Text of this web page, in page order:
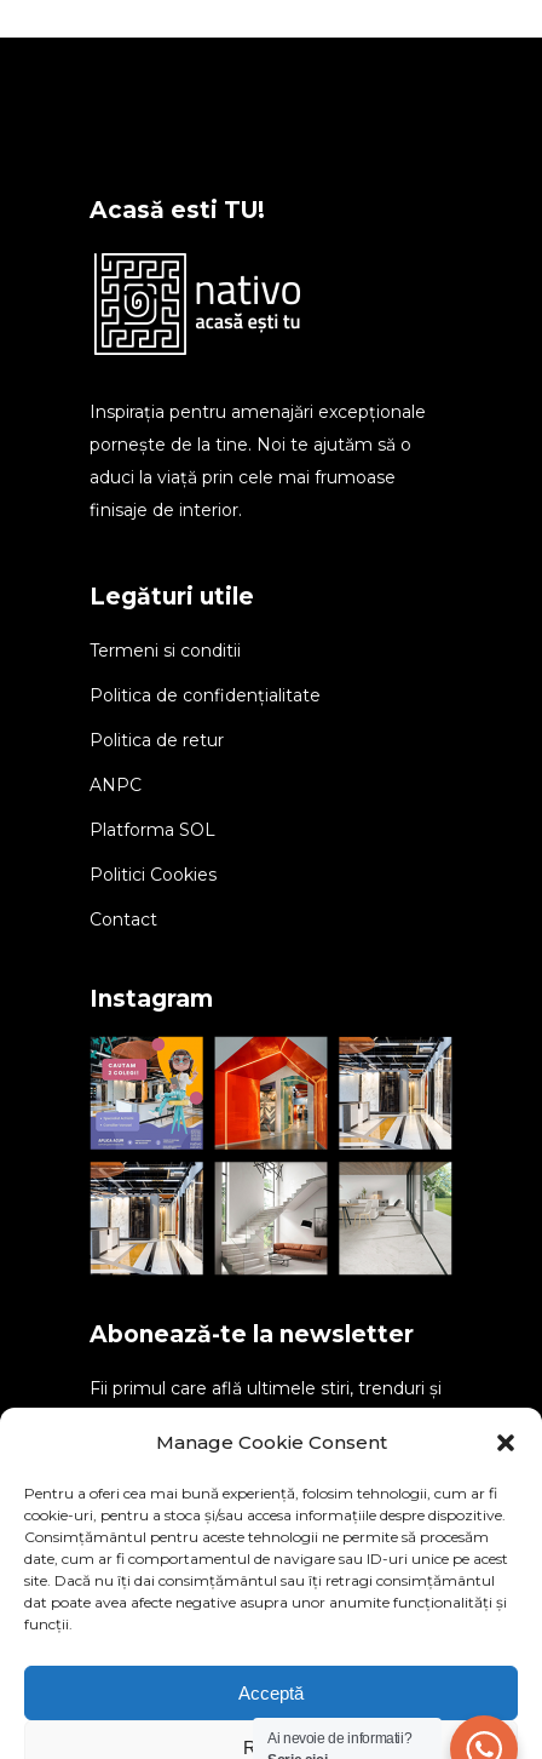
Manage Cookie Consent
Pentru a oferi cea mai bună experiență, folosim tehnologii, cum ar fi
cookie-uri, pentru a stoca și/sau accesa informațiile despre dispozitive.
Consimțământul pentru aceste tehnologii ne permite să procesăm
date, cum ar fi comportamentul de navigare sau ID-uri unice pe acest
site. Dacă nu îți dai consimțământul sau îți retragi consimțământul
dat poate avea afecte negative asupra unor anumite funcționalități și
funcții.
Acceptă
Refuză
Acasă esti TU!
Inspirația pentru amenajări excepționale
pornește de la tine. Noi te ajutăm să o
aduci la viață prin cele mai frumoase
finisaje de interior.
Legături utile
Termeni si conditii
Politica de confidențialitate
Politica de retur
ANPC
Platforma SOL
Politici Cookies
Contact
Instagram
Abonează-te la newsletter
Fii primul care află ultimele stiri, trenduri și
SEND
© Copyright NATIVO 2022
Ai nevoie de informatii?